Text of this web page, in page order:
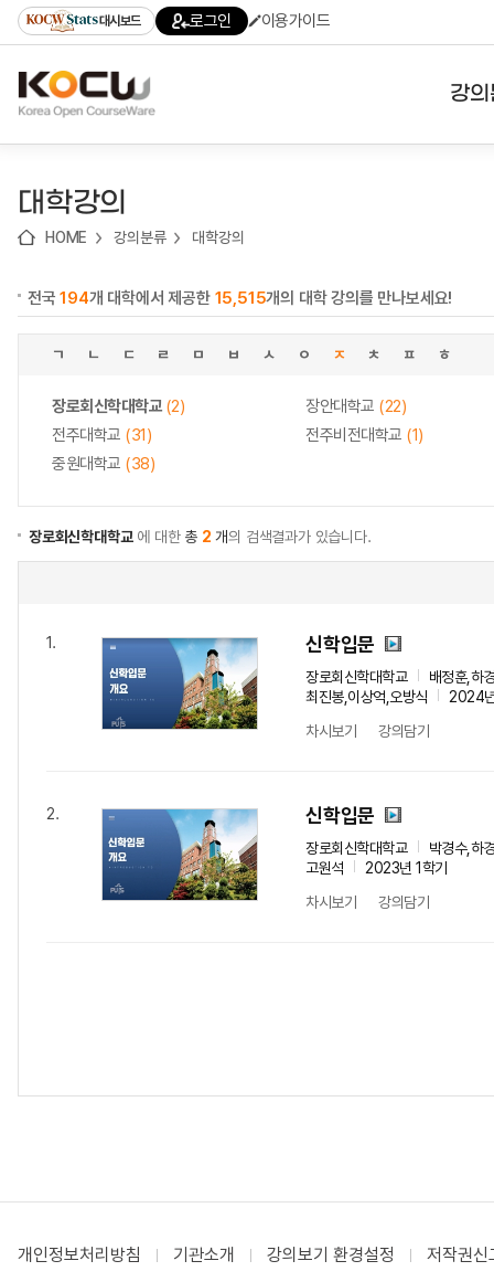
기
기
기
content)
가
대시보드 로그인 이용가이드
강
대학강의
HOME 강의분류 대학강의
전국194개 대학에서 제공한 15,515개의 대학 강의를 만나보세요!
ㄱ ㄴ ㄷ ㄹ ㅁ ㅂ ㅅ ㅇ ㅈ ㅊ ㅍ ㅎ
장로회신학대학교(2) 장안대학교 (22)
전주대학교 (31) 전주비전대학교 (1)
중원대학교 (38)
장로회신학대학교에 대한총 2 개의 검색결과가 있습니다.
1. 신학입문
장로회신학대학교
배정훈,하
최진봉,이상억,오방식
2024
차시보기
강의담기
2. 신학입문
장로회신학대학교
박경수,하
고원석
2023년 1학기
차시보기
강의담기
개인정보처리방침 기관소개 강의보기 환경설정 저작권신